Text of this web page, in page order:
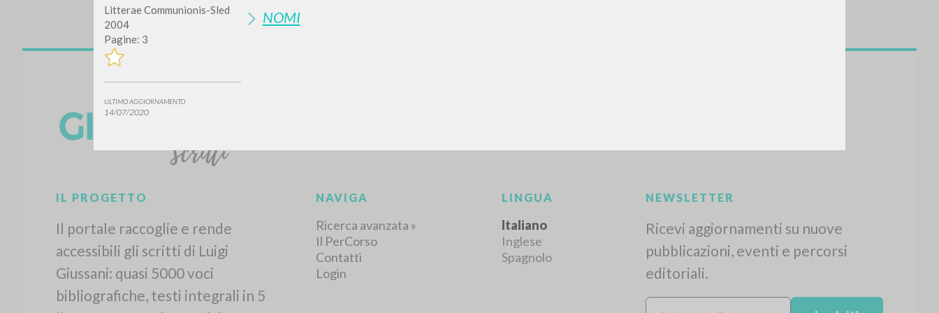
Litterae Communionis-Sled
2004
Pagine: 3
ULTIMO AGGIORNAMENTO
14/07/2020
NOMI
IL PROGETTO
Il portale raccoglie e rende
accessibili gli scritti di Luigi
Giussani: quasi 5000 voci
bibliografiche, testi integrali in 5
NAVIGA
Ricerca avanzata »
Il PerCorso
Contatti
Login
LINGUA
Italiano
Inglese
Spagnolo
NEWSLETTER
Ricevi aggiornamenti su nuove
pubblicazioni, eventi e percorsi
editoriali.